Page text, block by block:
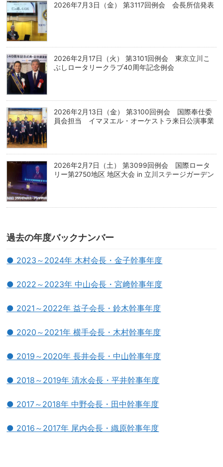
2026年7月3日（金） 第3117回例会 会長所信発表
2026年2月17日（火） 第3101回例会 東京立川こ
ぶしロータリークラブ40周年記念例会
2026年2月13日（金） 第3100回例会 国際奉仕委
員会担当 イマヌエル・オーケストラ来日公演事業
2026年2月7日（土） 第3099回例会 国際ロータ
リー第2750地区 地区大会 in 立川ステージガーデン
過去の年度バックナンバー
● 2023～2024年 木村会長・金子幹事年度
● 2022～2023年 中山会長・宮﨑幹事年度
● 2021～2022年 益子会長・鈴木幹事年度
● 2020～2021年 横手会長・木村幹事年度
● 2019～2020年 長井会長・中山幹事年度
● 2018～2019年 清水会長・平井幹事年度
● 2017～2018年 中野会長・田中幹事年度
● 2016～2017年 尾内会長・織原幹事年度